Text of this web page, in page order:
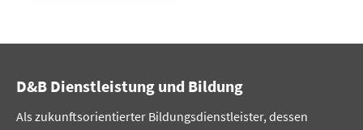
D&B Dienstleistung und Bildung
Als zukunftsorientierter Bildungsdienstleister, dessen